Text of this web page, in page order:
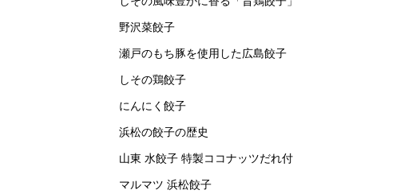
野沢菜餃子
瀬戸のもち豚を使用した広島餃子
しその鶏餃子
にんにく餃子
浜松の餃子の歴史
山東 水餃子 特製ココナッツだれ付
マルマツ 浜松餃子